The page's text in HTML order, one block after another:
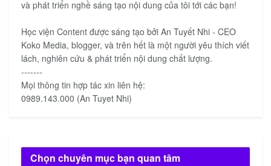
và phát triển nghề sáng tạo nội dung của tôi tới các bạn!
Học viện Content được sáng tạo bởi An Tuyết Nhi - CEO
Koko Media, blogger, và trên hết là một người yêu thích viết
lách, nghiên cứu & phát triển nội dung chất lượng.
-------
Mọi thông tin hợp tác xin liên hệ:
0989.143.000 (An Tuyet Nhi)
Chọn chuyên mục bạn quan tâm